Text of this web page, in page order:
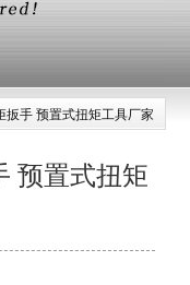
手 预置式扭矩工具厂家
预置式扭矩